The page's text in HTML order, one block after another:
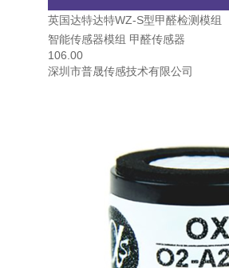
英国达特达特WZ-S型甲醛检测模组
智能传感器模组 甲醛传感器
106.00
深圳市普晟传感技术有限公司